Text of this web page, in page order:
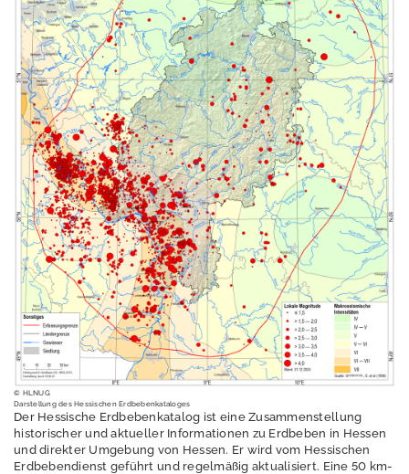
Dürre
Elektromagnetisch
e Felder / Licht
Erschütterungen
Geografische
Informationssystem
e
Geologie
Aktuelles
Wasserstoff
Radon in Hessen
Georisiko und
Ingenieurgeologie
© HLNUG
Darstellung des Hessischen Erdbebenkataloges
Der Hessische Erdbebenkatalog ist eine Zusammenstellung
historischer und aktueller Informationen zu Erdbeben in Hessen
und direkter Umgebung von Hessen. Er wird vom Hessischen
Erdbebendienst geführt und regelmäßig aktualisiert. Eine 50 km-